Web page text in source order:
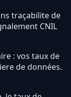
traçabilite de
CNIL
: vos taux de
de données.